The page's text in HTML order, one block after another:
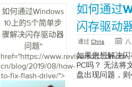
确保已连接。
10无法启动，
是否可以解决
脑来检查电缆
打开笔记本电
池后，您将知
一电源问题干
电池或某些其
测到与计算机
果，然后单击
Windows操作
自动在您的计
和安全 3.选择
择“运行疑难解
骤4：修复您的
题仍然存在。
请右键单击“ 开
换机端口 检查
算机上使用其
启动电脑 如果
动计算机。重
骤4：清洁装
下方，如果发
用的是无线鼠
鼠标问题，请
如何通过Windows
10上的5个简单步
骤解决闪存驱动器
问题"
href="https://www.reviversoft.com/zh-
cn/blog/2019/08/how-
to-fix-flash-drive/">
如何通过
闪存驱动
通过 Chris
如果您想解决
PC吗？ 无法将
盘出现问题，